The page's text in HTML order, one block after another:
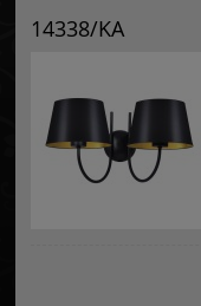
14338/KA